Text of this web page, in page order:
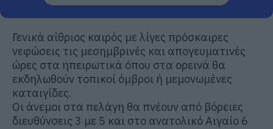
Γενικά αίθριος καιρός με λίγες πρόσκαιρες
νεφώσεις τις μεσημβρινές και απογευματινές
ώρες στα ηπειρωτικά όπου στα ορεινά θα
εκδηλωθούν τοπικοί όμβροι ή μεμονωμένες
καταιγίδες.
Οι άνεμοι στα πελάγη θα πνέουν από βόρειες
διευθύνσεις 3 με 5 και στο ανατολικό Αιγαίο 6